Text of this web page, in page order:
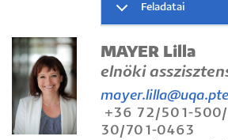
Feladatai
MAYER Lilla
elnöki
+36 72/501-
30/701-0463